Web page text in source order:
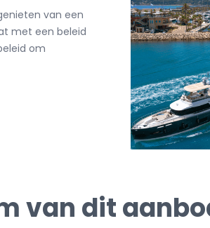
van een
met een beleid
om
van dit